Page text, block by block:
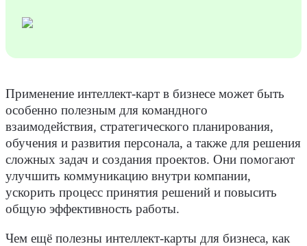
Применение интеллект-карт в бизнесе может быть
особенно полезным для командного
взаимодействия, стратегического планирования,
обучения и развития персонала, а также для решения
сложных задач и создания проектов. Они помогают
улучшить коммуникацию внутри компании,
ускорить процесс принятия решений и повысить
общую эффективность работы.
Чем ещё полезны интеллект-карты для бизнеса, как